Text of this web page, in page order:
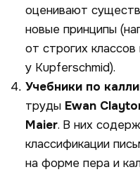
оценивают
новые принципы
от строгих классов
у Kupferschmid).
Учебники по
труды Ewan
Maier. В них
классификации
на форме пера и